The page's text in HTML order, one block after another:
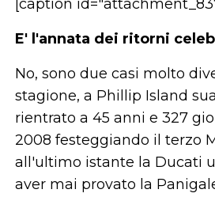
[caption
E' l'annata dei ritorni
No, sono due casi molto
stagione, a Phillip Island
rientrato a 45 anni e 327
2008 festeggiando il terzo
all'ultimo istante la Ducati
aver mai provato la